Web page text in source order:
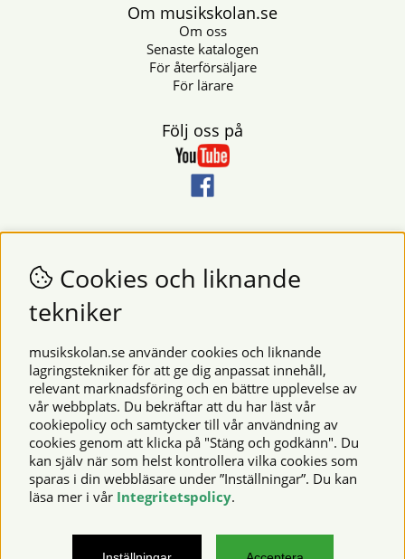
Om musikskolan.se
Om oss
Senaste katalogen
För återförsäljare
För lärare
Följ oss på
Nyhetsbrev
Vill du få nyheter och erbjudanden från oss? Fyll då i din e-
postadress i fältet nedan.
Säkra betalningar
© 2026 Musikskolan. Vi använder cookies -läs mer här
Cookies och liknande
tekniker
musikskolan.se använder cookies och liknande
lagringstekniker för att ge dig anpassat innehåll,
relevant marknadsföring och en bättre upplevelse av
vår webbplats. Du bekräftar att du har läst vår
cookiepolicy och samtycker till vår användning av
cookies genom att klicka på "Stäng och godkänn". Du
kan själv när som helst kontrollera vilka cookies som
sparas i din webbläsare under ”Inställningar”. Du kan
läsa mer i vår Integritetspolicy.